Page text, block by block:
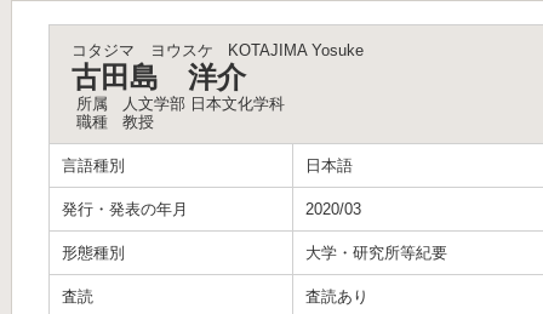
コタジマ ヨウスケ KOTAJIMA Yosuke
古田島 洋介
所属
人文学部 日本文化学科
職種
教授
言語種別 日本語
発行・発表の年月 2020/03
形態種別 大学・研究所等紀要
査読 査読あり